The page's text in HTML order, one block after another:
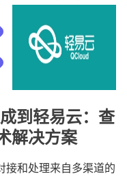
到轻易云：查
解决方案
接和处理来自多渠道的